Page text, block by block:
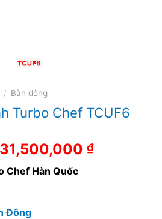
/ Bàn đông
Turbo Chef TCUF6
31,500,000₫
Chef Hàn Quốc
Đông